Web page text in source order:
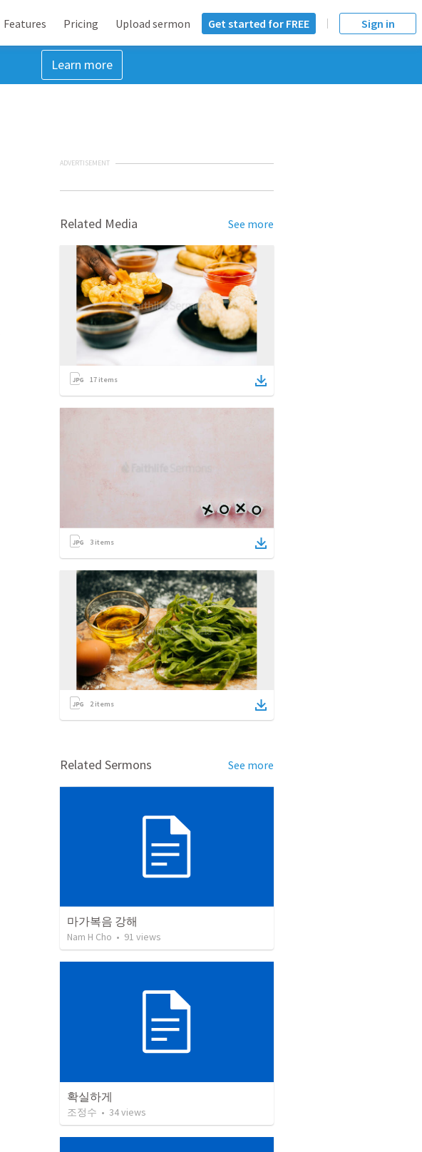
Features Pricing Upload sermon Get started for FREE Sign in
Learn more
ADVERTISEMENT
Related Media See more
17 items
3 items
2items
Related Sermons See more
마가복음 강해
Nam H Cho • 91 views
확실하게
조정수 • 34views